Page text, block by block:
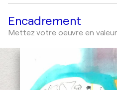
Encadrement
Mettez votre oeuvre en valeur